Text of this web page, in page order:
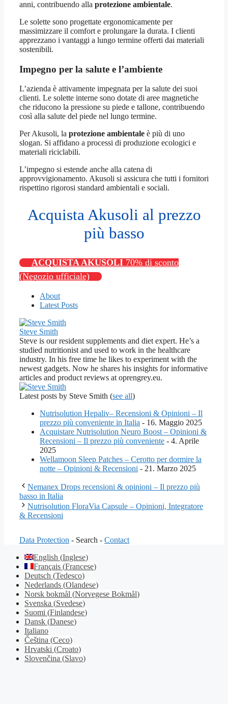
anni, contribuendo alla protezione ambientale.
Le solette sono progettate ergonomicamente per
massimizzare il comfort e prolungare la durata. I clienti
apprezzano i vantaggi a lungo termine offerti dai materiali
sostenibili.
Impegno per la salute e l’ambiente
L’azienda è attivamente impegnata per la salute dei suoi
clienti. Le solette interne sono dotate di aree magnetiche
che riducono la pressione su piede e tallone, contribuendo
così alla salute del piede nel lungo termine.
Per Akusoli, la protezione ambientale è più di uno
slogan. Si affidano a processi di produzione ecologici e
materiali riciclabili.
L’impegno si estende anche alla catena di
approvvigionamento. Akusoli si assicura che tutti i fornitori
rispettino rigorosi standard ambientali e sociali.
Acquista Akusoli al prezzo
più basso
ACQUISTA AKUSOLI 70% di sconto
(Negozio ufficiale)
About
Latest Posts
Steve Smith
Steve is our resident supplements and diet expert. He’s a
studied nutritionist and used to work in the healthcare
industry. In his free time he likes to experiment with the
newest gadgets. Now he shares his insights for informative
articles and product reviews at oprengrey.eu.
Latest posts by Steve Smith (see all)
Nutrisolution Hepaliv– Recensioni & Opinioni – Il
prezzo più conveniente in Italia - 16. Maggio 2025
Acquistare Nutrisolution Neuro Boost – Opinioni &
Recensioni – Il prezzo più conveniente - 4. Aprile
2025
Wellamoon Sleep Patches – Cerotto per dormire la
notte – Opinioni & Recensioni - 21. Marzo 2025
Nemanex Drops recensioni & opinioni – Il prezzo più
basso in Italia
Nutrisolution FloraVia Capsule – Opinioni, Integratore
& Recensioni
Data Protection - Search - Contact
English (Inglese)
Français (Francese)
Deutsch (Tedesco)
Nederlands (Olandese)
Norsk bokmål (Norvegese Bokmål)
Svenska (Svedese)
Suomi (Finlandese)
Dansk (Danese)
Italiano
Čeština (Ceco)
Hrvatski (Croato)
Slovenčina (Slavo)